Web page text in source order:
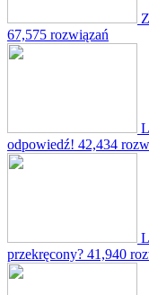
67,575 rozwiązań
odpowiedź! 42,434
przekręcony? 41,940